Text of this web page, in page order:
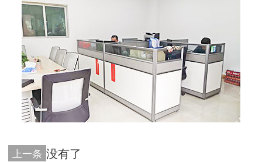
上一条 没有了